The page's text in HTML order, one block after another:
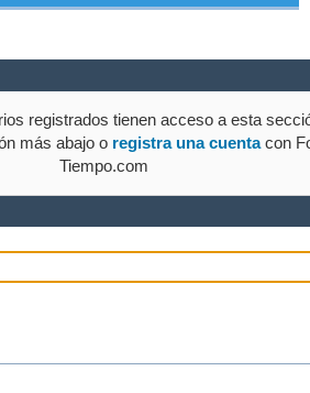
registrados tienen acceso a esta
más abajo o registra una cuentacon
Tiempo.com